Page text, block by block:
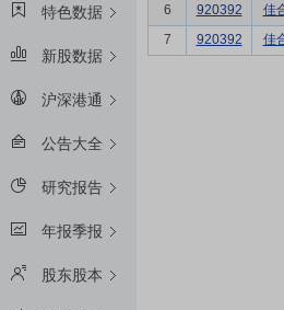
特色数据
新股数据
沪深港通
公告大全
研究报告
年报季报
股东股本
6
920392 佳
7
920392 佳